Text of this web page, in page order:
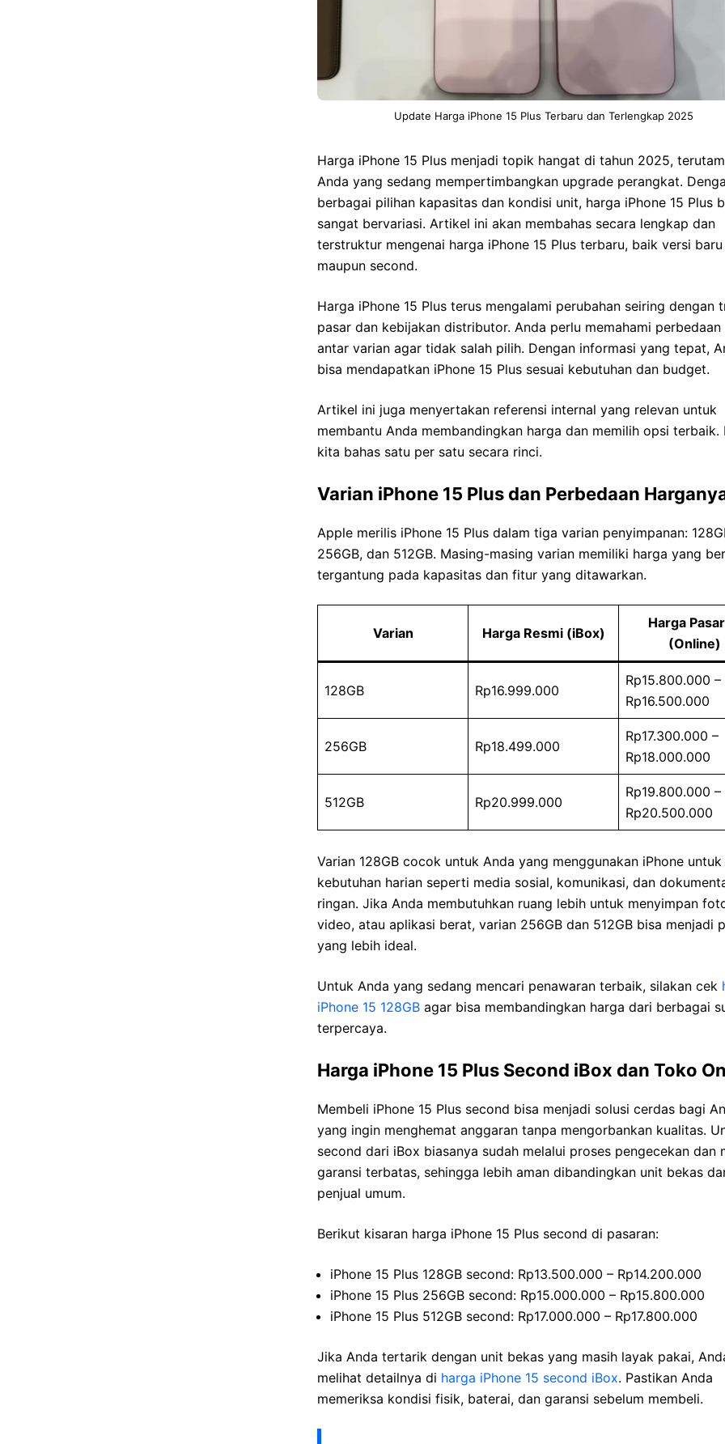
Update Harga iPhone 15 Plus Terbaru dan Terlengkap 2025
Harga iPhone 15 Plus menjadi topik hangat di tahun 2025,
Anda yang sedang mempertimbangkan upgrade perangkat.
berbagai pilihan kapasitas dan kondisi unit, harga iPhone 15 Plus
sangat bervariasi. Artikel ini akan membahas secara lengkap dan
terstruktur mengenai harga iPhone 15 Plus terbaru, baik versi baru
maupun second.
Harga iPhone 15 Plus terus mengalami perubahan seiring dengan
pasar dan kebijakan distributor. Anda perlu memahami perbedaan
antar varian agar tidak salah pilih. Dengan informasi yang tepat,
bisa mendapatkan iPhone 15 Plus sesuai kebutuhan dan budget.
Artikel ini juga menyertakan referensi internal yang relevan untuk
membantu Anda membandingkan harga dan memilih opsi terbaik.
kita bahas satu per satu secara rinci.
Varian iPhone 15 Plus dan Perbedaan
Apple merilis iPhone 15 Plus dalam tiga varian penyimpanan:
256GB, dan 512GB. Masing-masing varian memiliki harga yang
tergantung pada kapasitas dan fitur yang ditawarkan.
Varian Harga Resmi (iBox)
Harga
(Online)
128GB Rp16.999.000
Rp15.800.000 –
Rp16.500.000
256GB Rp18.499.000
Rp17.300.000 –
Rp18.000.000
512GB Rp20.999.000
Rp19.800.000 –
Rp20.500.000
Varian 128GB cocok untuk Anda yang menggunakan iPhone untuk
kebutuhan harian seperti media sosial, komunikasi, dan
ringan. Jika Anda membutuhkan ruang lebih untuk menyimpan
video, atau aplikasi berat, varian 256GB dan 512GB bisa menjadi
yang lebih ideal.
Untuk Anda yang sedang mencari penawaran terbaik, silakan cek
iPhone 15 128GB agar bisa membandingkan harga dari berbagai
terpercaya.
Harga iPhone 15 Plus Second iBox dan Toko
Membeli iPhone 15 Plus second bisa menjadi solusi cerdas bagi
yang ingin menghemat anggaran tanpa mengorbankan kualitas.
second dari iBox biasanya sudah melalui proses pengecekan dan
garansi terbatas, sehingga lebih aman dibandingkan unit bekas
penjual umum.
Berikut kisaran harga iPhone 15 Plus second di pasaran:
iPhone 15 Plus 128GB second: Rp13.500.000 – Rp14.200.000
iPhone 15 Plus 256GB second: Rp15.000.000 – Rp15.800.000
iPhone 15 Plus 512GB second: Rp17.000.000 – Rp17.800.000
Jika Anda tertarik dengan unit bekas yang masih layak pakai,
melihat detailnya di harga iPhone 15 second iBox. Pastikan Anda
memeriksa kondisi fisik, baterai, dan garansi sebelum membeli.